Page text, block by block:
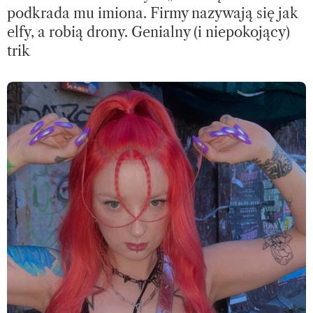
podkrada mu imiona. Firmy nazywają się jak
elfy, a robią drony. Genialny (i niepokojący)
trik